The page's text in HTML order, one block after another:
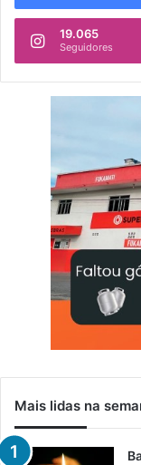
19.065
Seguidores
Mais lidas na